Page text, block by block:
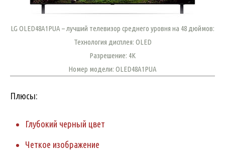
LG OLED48A1PUA – лучший телевизор среднего уровня на 48 дюймов:
Технология дисплея: OLED
Разрешение: 4K
Номер модели: OLED48A1PUA
Плюсы:
Глубокий черный цвет
Четкое изображение